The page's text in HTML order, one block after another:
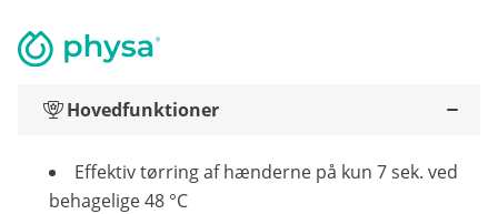
Hovedfunktioner
Effektiv tørring af hænderne på kun 7 sek. ved
behagelige 48 °C